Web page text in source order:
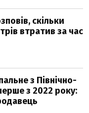
скільки
втратив за час
з Північно-
з 2022 року: